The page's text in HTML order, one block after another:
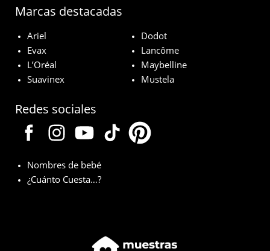
Marcas destacadas
Ariel
Dodot
Evax
Lancôme
L’Oréal
Maybelline
Suavinex
Mustela
Redes sociales
Nombres de bebé
¿Cuánto Cuesta…?